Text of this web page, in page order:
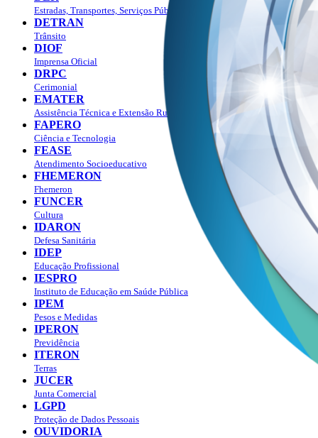
Estradas, Transportes, Serviços Públicos
DETRAN
Trânsito
DIOF
Imprensa Oficial
DRPC
Cerimonial
EMATER
Assistência Técnica e Extensão Rural
FAPERO
Ciência e Tecnologia
FEASE
Atendimento Socioeducativo
FHEMERON
Fhemeron
FUNCER
Cultura
IDARON
Defesa Sanitária
IDEP
Educação Profissional
IESPRO
Instituto de Educação em Saúde Pública
IPEM
Pesos e Medidas
IPERON
Previdência
ITERON
Terras
JUCER
Junta Comercial
LGPD
Proteção de Dados Pessoais
OUVIDORIA